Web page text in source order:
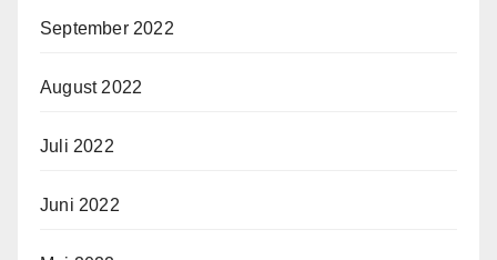
September 2022
August 2022
Juli 2022
Juni 2022